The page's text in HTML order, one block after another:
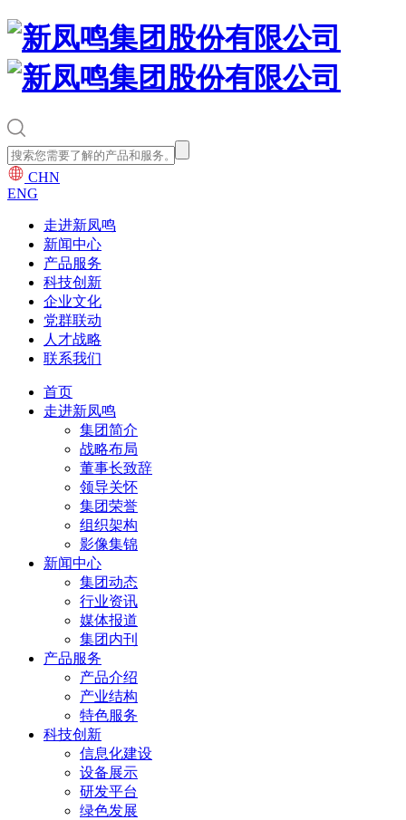
CHN
ENG
走进新凤鸣
新闻中心
产品服务
科技创新
企业文化
党群联动
人才战略
联系我们
首页
走进新凤鸣
集团简介
战略布局
董事长致辞
领导关怀
集团荣誉
组织架构
影像集锦
新闻中心
集团动态
行业资讯
媒体报道
集团内刊
产品服务
产品介绍
产业结构
特色服务
科技创新
信息化建设
设备展示
研发平台
绿色发展